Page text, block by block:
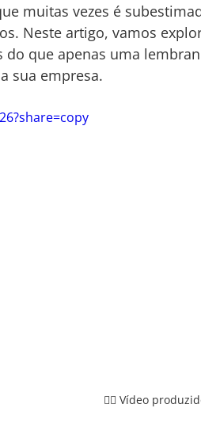
muitas vezes é
Neste artigo, vamos
do que apenas uma
sua empresa.
👆🏻 Vídeo